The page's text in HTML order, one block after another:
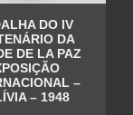
DO IV
DA
DE LA PAZ
–
– 1948